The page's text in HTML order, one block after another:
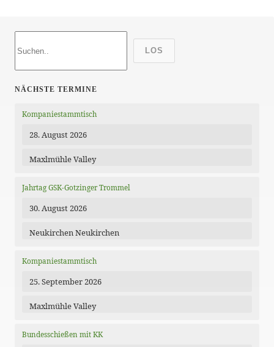
LOS
NÄCHSTE TERMINE
Kompaniestammtisch
28. August 2026
Maxlmühle Valley
Jahrtag GSK-Gotzinger Trommel
30. August 2026
Neukirchen Neukirchen
Kompaniestammtisch
25. September 2026
Maxlmühle Valley
Bundesschießen mit KK